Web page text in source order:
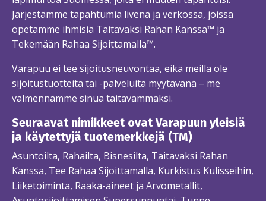
Järjestämme tapahtumia livenä ja verkossa, joissa
opetamme ihmisiä Taitavaksi Rahan Kanssa™ ja
Tekemään Rahaa Sijoittamalla™.
Varapuu ei tee sijoitusneuvontaa, eikä meillä ole
sijoitustuotteita tai -palveluita myytävänä – me
valmennamme sinua taitavammaksi.
Seuraavat nimikkeet ovat Varapuun yleisiä
ja käytettyjä tuotemerkkejä (TM)
Asuntoilta, Rahailta, Bisnesilta, Taitavaksi Rahan
Kanssa, Tee Rahaa Sijoittamalla, Kurkistus Kulisseihin,
Liiketoiminta, Raaka-aineet ja Arvometallit,